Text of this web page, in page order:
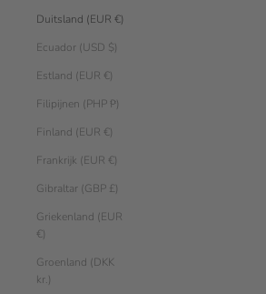
Duitsland (EUR €)
Ecuador (USD $)
Estland (EUR €)
Filipijnen (PHP ₱)
Finland (EUR €)
Frankrijk (EUR €)
Gibraltar (GBP £)
Griekenland (EUR
€)
Groenland (DKK
kr.)